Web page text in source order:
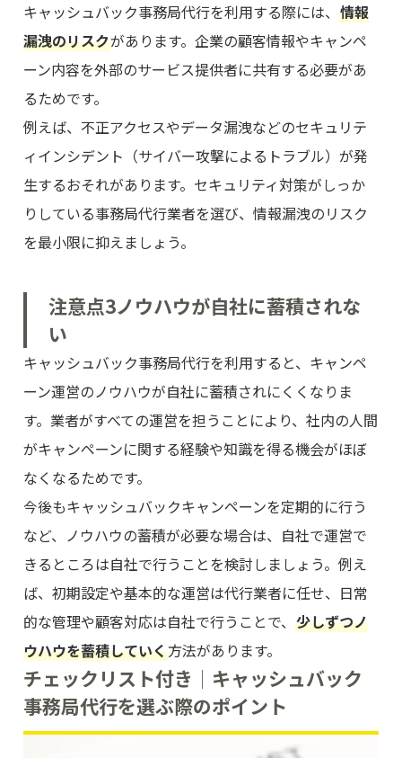
キャッシュバック事務局代行を利用する際には、情報
漏洩のリスクがあります。企業の顧客情報やキャンペ
ーン内容を外部のサービス提供者に共有する必要があ
るためです。
例えば、不正アクセスやデータ漏洩などのセキュリテ
ィインシデント（サイバー攻撃によるトラブル）が発
生するおそれがあります。セキュリティ対策がしっか
りしている事務局代行業者を選び、情報漏洩のリスク
を最小限に抑えましょう。
注意点3ノウハウが自社に蓄積されな
い
キャッシュバック事務局代行を利用すると、キャンペ
ーン運営のノウハウが自社に蓄積されにくくなりま
す。業者がすべての運営を担うことにより、社内の人間
がキャンペーンに関する経験や知識を得る機会がほぼ
なくなるためです。
今後もキャッシュバックキャンペーンを定期的に行う
など、ノウハウの蓄積が必要な場合は、自社で運営で
きるところは自社で行うことを検討しましょう。例え
ば、初期設定や基本的な運営は代行業者に任せ、日常
的な管理や顧客対応は自社で行うことで、少しずつノ
ウハウを蓄積していく方法があります。
チェックリスト付き│キャッシュバック
事務局代行を選ぶ際のポイント